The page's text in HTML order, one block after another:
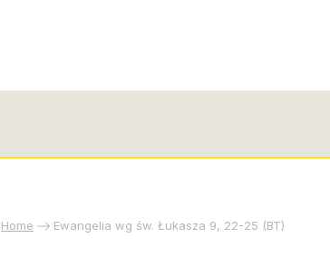
Home Ewangelia wg św. Łukasza 9, 22-25 (BT)